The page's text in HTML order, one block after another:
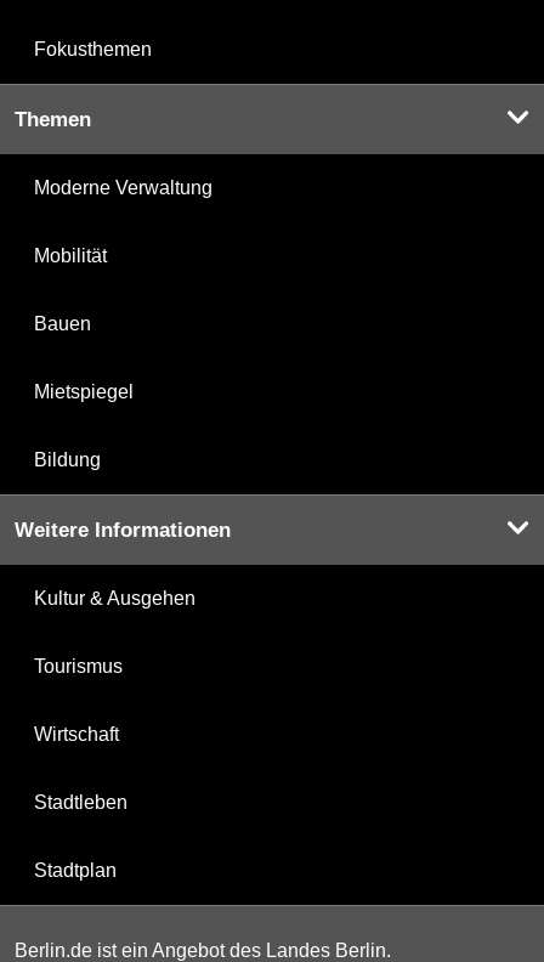
Fokusthemen
Themen
Moderne Verwaltung
Mobilität
Bauen
Mietspiegel
Bildung
Weitere Informationen
Kultur & Ausgehen
Tourismus
Wirtschaft
Stadtleben
Stadtplan
Berlin.de ist ein Angebot des Landes Berlin.